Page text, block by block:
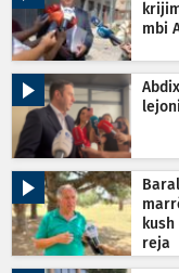
mbi
reja